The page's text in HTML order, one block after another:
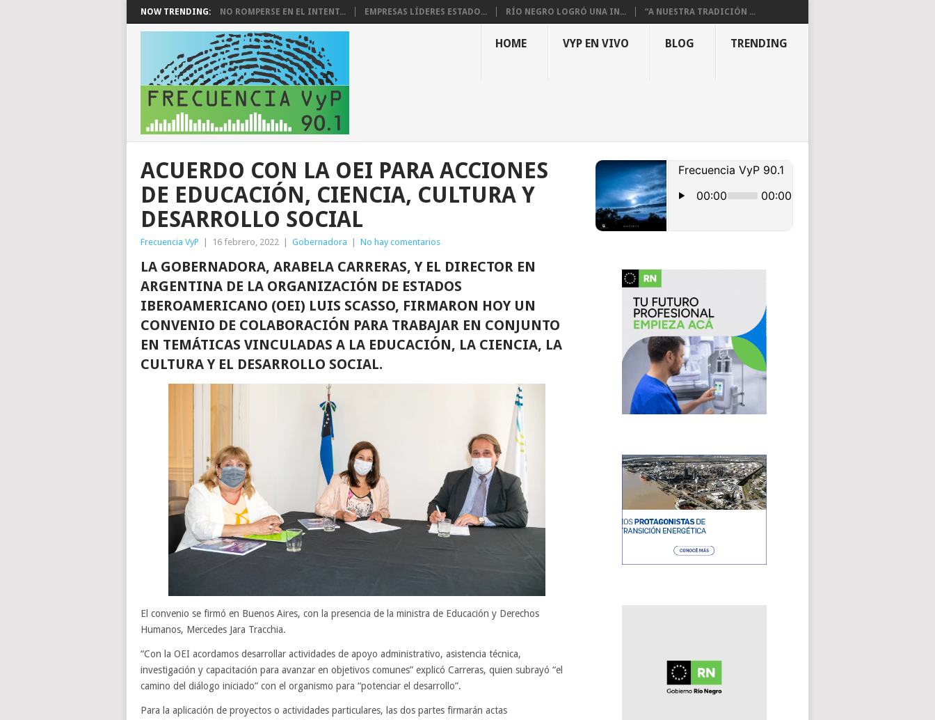
NOW TRENDING: NO ROMPERSE EN EL INTENT... EMPRESAS LÍDERES ESTADO... RÍO NEGRO LOGRÓ UNA IN... “A NUESTRA TRADICIÓN ...
HOME VYP EN VIVO BLOG TRENDING
ACUERDO CON LA OEI PARA ACCIONES
DE EDUCACIÓN, CIENCIA, CULTURA Y
DESARROLLO SOCIAL
Frecuencia VyP 16 febrero, 2022 Gobernadora No hay comentarios
LA GOBERNADORA, ARABELA CARRERAS, Y EL DIRECTOR EN
ARGENTINA DE LA ORGANIZACIÓN DE ESTADOS
IBEROAMERICANO (OEI) LUIS SCASSO, FIRMARON HOY UN
CONVENIO DE COLABORACIÓN PARA TRABAJAR EN CONJUNTO
EN TEMÁTICAS VINCULADAS A LA EDUCACIÓN, LA CIENCIA, LA
CULTURA Y EL DESARROLLO SOCIAL.
El convenio se firmó en Buenos Aires, con la presencia de la ministra de Educación y Derechos
Humanos, Mercedes Jara Tracchia.
“Con la OEI acordamos desarrollar actividades de apoyo administrativo, asistencia técnica,
investigación y capacitación para avanzar en objetivos comunes” explicó Carreras, quien subrayó “el
camino del diálogo iniciado” con el organismo para “potenciar el desarrollo”.
Para la aplicación de proyectos o actividades particulares, las dos partes firmarán actas